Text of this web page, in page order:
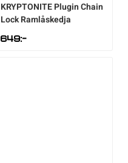
KRYPTONITEPlugin Chain
Lock Ramlåskedja
649:-